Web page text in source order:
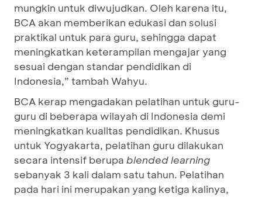
mungkin untuk diwujudkan. Oleh karena itu,
BCA akan memberikan edukasi dan solusi
praktikal untuk para guru, sehingga dapat
meningkatkan keterampilan mengajar yang
sesuai dengan standar pendidikan di
Indonesia,” tambah Wahyu.
BCA kerap mengadakan pelatihan untuk guru-
guru di beberapa wilayah di Indonesia demi
meningkatkan kualitas pendidikan. Khusus
untuk Yogyakarta, pelatihan guru dilakukan
secara intensif berupa blended learning
sebanyak 3 kali dalam satu tahun. Pelatihan
pada hari ini merupakan yang ketiga kalinya,